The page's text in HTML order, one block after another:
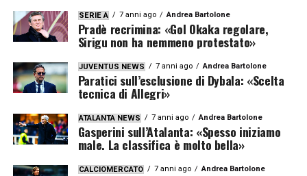
SERIE A 7 anni ago Andrea Bartolone
Pradè recrimina: «Gol Okaka regolare,
Sirigu non ha nemmeno protestato»
JUVENTUS NEWS 7 anni ago Andrea Bartolone
Paratici sull’esclusione di Dybala: «Scelta
tecnica di Allegri»
ATALANTA NEWS 7 anni ago Andrea Bartolone
Gasperini sull’Atalanta: «Spesso iniziamo
male. La classifica è molto bella»
CALCIOMERCATO 7 anni ago Andrea Bartolone